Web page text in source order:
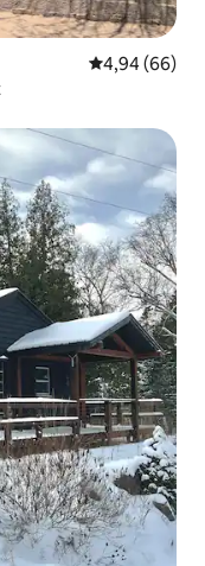
4,94 av 5 i
4,94 (66)